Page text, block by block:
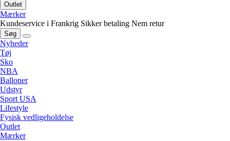
Outlet
Mærker
Kundeservice i Frankrig Sikker betaling Nem retur
Søg
Nyheder
Tøj
Sko
NBA
Balloner
Udstyr
Sport USA
Lifestyle
Fysisk vedligeholdelse
Outlet
Mærker